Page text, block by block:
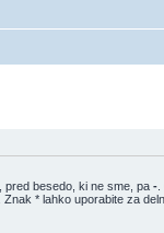
, pred besedo, ki ne sme, pa -
. Znak * lahko uporabite za